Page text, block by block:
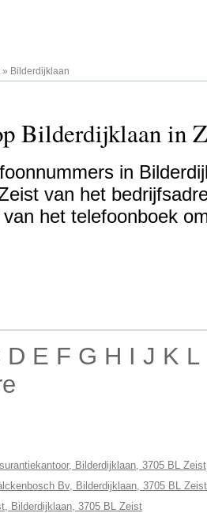
» Bilderdijklaan
Bilderdijklaan in
in
van het
het telefoonboek
D E F G H I J K
Bilderdijklaan, 3705 BL Zeist
Bv, Bilderdijklaan, 3705 BL Zeist
Bilderdijklaan, 3705 BL Zeist